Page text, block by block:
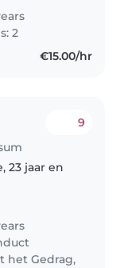
Ik
opleiding
2
€15.00/hr
9
voor o.a.
heel leuk
de zorg..
het Gedrag,